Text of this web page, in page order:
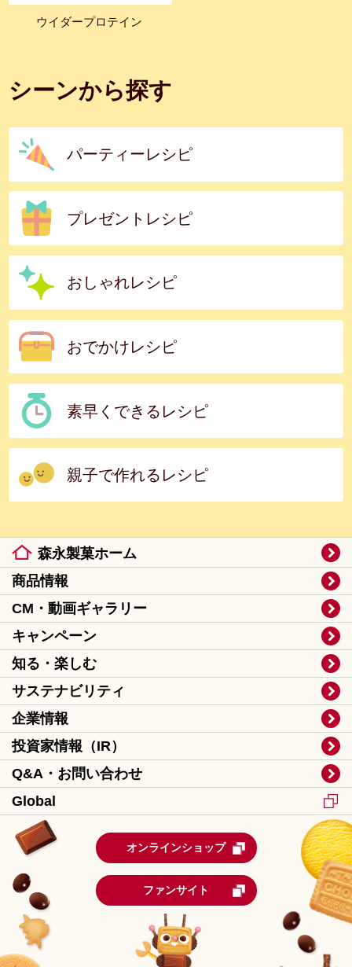
ウイダープロテイン
シーンから探す
パーティーレシピ
プレゼントレシピ
おしゃれレシピ
おでかけレシピ
素早くできるレシピ
親子で作れるレシピ
森永製菓ホーム
商品情報
CM・動画ギャラリー
キャンペーン
知る・楽しむ
サステナビリティ
企業情報
投資家情報（IR）
Q&A・お問い合わせ
Global
オンラインショップ
ファンサイト